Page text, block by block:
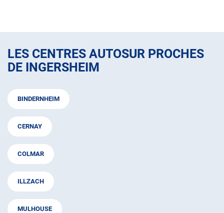
LES CENTRES AUTOSUR PROCHES
DE INGERSHEIM
BINDERNHEIM
CERNAY
COLMAR
ILLZACH
MULHOUSE